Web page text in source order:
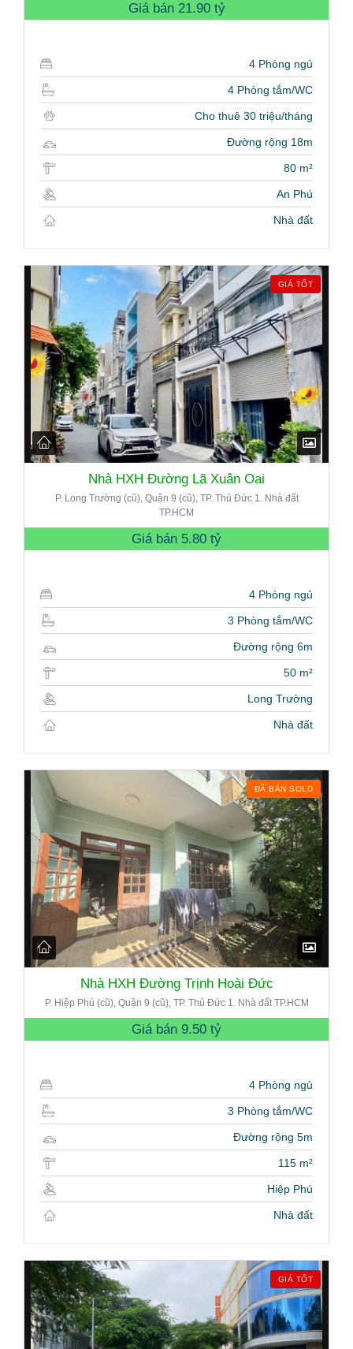
Giá bán 21.90 tỷ
4 Phòng ngủ
4 Phòng tắm/WC
Cho thuê 30 triệu/tháng
Đường rộng 18m
80 m²
An Phú
Nhà đất
GIÁ TỐT
Nhà HXH Đường Lã Xuân Oai
P. Long Trường (cũ), Quận 9 (cũ), TP. Thủ Đức 1. Nhà đất
TP.HCM
Giá bán 5.80 tỷ
4 Phòng ngủ
3 Phòng tắm/WC
Đường rộng 6m
50 m²
Long Trường
Nhà đất
ĐÃ BÁN SOLD
Nhà HXH Đường Trịnh Hoài Đức
P. Hiệp Phú (cũ), Quận 9 (cũ), TP. Thủ Đức 1. Nhà đất TP.HCM
Giá bán 9.50 tỷ
4 Phòng ngủ
3 Phòng tắm/WC
Đường rộng 5m
115 m²
Hiệp Phú
Nhà đất
GIÁ TỐT